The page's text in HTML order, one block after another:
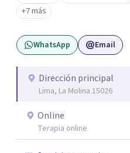
relaciones terapéuticas
seguro y acogedor para
presenten y alcanzar las
conocer tu historia y
+7 más
WhatsApp Email
Dirección principal
Lima, La Molina 15026
Online
Terapia online